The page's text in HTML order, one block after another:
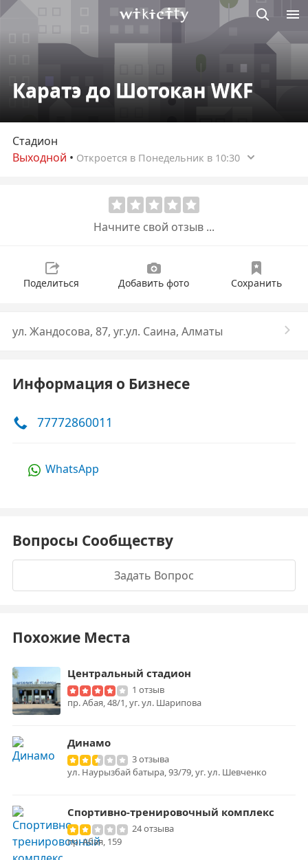
Каратэ до Шотокан WKF
Стадион
Выходной • Откроется в Понедельник в 10:30
Начните свой отзыв ...
Поделиться Добавить фото Сохранить
ул. Жандосова, 87, уг.ул. Саина, Алматы
Информация о Бизнесе
77772860011
WhatsApp
Вопросы Сообществу
Задать Вопрос
Похожие Места
Центральный стадион
1 отзыв
пр. Абая, 48/1, уг. ул. Шарипова
Динамо
3 отзыва
ул. Наурызбай батыра, 93/79, уг. ул. Шевченко
Спортивно-тренировочный комплекс
24 отзыва
пр. Абая, 159